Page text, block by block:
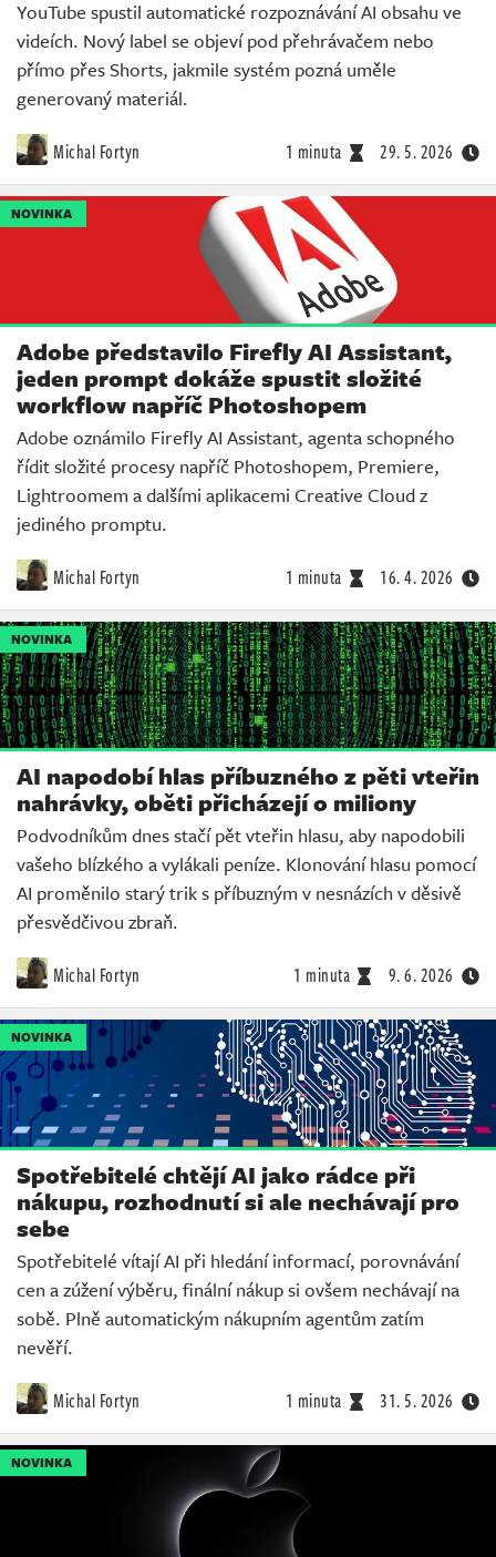
YouTube spustil automatické rozpoznávání AI obsahu ve
videích. Nový label se objeví pod přehrávačem nebo
přímo přes Shorts, jakmile systém pozná uměle
generovaný materiál.
Michal Fortyn 1 minuta 29. 5. 2026
NOVINKA
Adobe představilo Firefly AI Assistant,
jeden prompt dokáže spustit složité
workflow napříč Photoshopem
Adobe oznámilo Firefly AI Assistant, agenta schopného
řídit složité procesy napříč Photoshopem, Premiere,
Lightroomem a dalšími aplikacemi Creative Cloud z
jediného promptu.
Michal Fortyn 1 minuta 16. 4. 2026
NOVINKA
AI napodobí hlas příbuzného z pěti vteřin
nahrávky, oběti přicházejí o miliony
Podvodníkům dnes stačí pět vteřin hlasu, aby napodobili
vašeho blízkého a vylákali peníze. Klonování hlasu pomocí
AI proměnilo starý trik s příbuzným v nesnázích v děsivě
přesvědčivou zbraň.
Michal Fortyn 1 minuta 9. 6. 2026
NOVINKA
Spotřebitelé chtějí AI jako rádce při
nákupu, rozhodnutí si ale nechávají pro
sebe
Spotřebitelé vítají AI při hledání informací, porovnávání
cen a zúžení výběru, finální nákup si ovšem nechávají na
sobě. Plně automatickým nákupním agentům zatím
nevěří.
Michal Fortyn 1 minuta 31. 5. 2026
NOVINKA